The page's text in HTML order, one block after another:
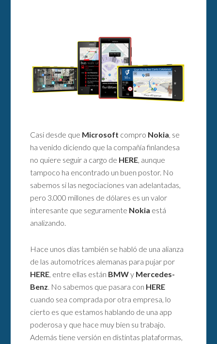
Casi desde que Microsoft compro Nokia , se
ha venido diciendo que la compañía finlandesa
no quiere seguir a cargo de HERE , aunque
tampoco ha encontrado un buen postor. No
sabemos si las negociaciones van adelantadas,
pero 3.000 millones de dólares es un valor
interesante que seguramente Nokia está
analizando.
Hace unos días también se habló de una alianza
de las automotrices alemanas para pujar por
HERE , entre ellas están BMWy Mercedes-
Benz . No sabemos que pasara con HERE
cuando sea comprada por otra empresa, lo
cierto es que estamos hablando de una app
poderosa y que hace muy bien su trabajo.
Además tiene versión en distintas plataformas,